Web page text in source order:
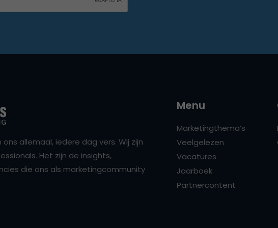
allemaal, iedere dag vers. Wij zijn
Het zijn de insights,
die ons als marketingcommunity
Menu
Marketingthema’s
Veelgelezen
Vacatures
Jaarboek
Partnercontent